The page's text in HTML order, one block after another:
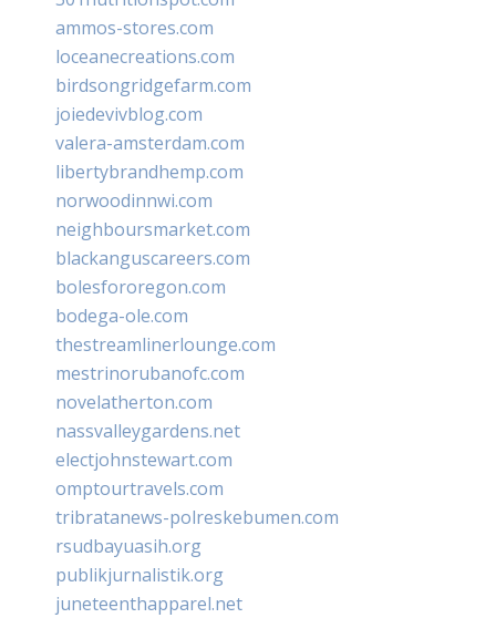
ammos-stores.com
loceanecreations.com
birdsongridgefarm.com
joiedevivblog.com
valera-amsterdam.com
libertybrandhemp.com
norwoodinnwi.com
neighboursmarket.com
blackanguscareers.com
bolesfororegon.com
bodega-ole.com
thestreamlinerlounge.com
mestrinorubanofc.com
novelatherton.com
nassvalleygardens.net
electjohnstewart.com
omptourtravels.com
tribratanews-polreskebumen.com
rsudbayuasih.org
publikjurnalistik.org
juneteenthapparel.net